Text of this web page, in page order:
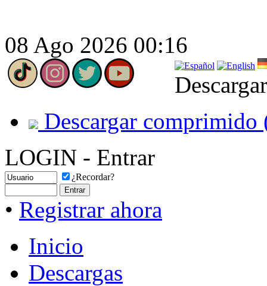
08 Ago 2026 00:16
Descargar comprimido
LOGIN - Entrar
¿Recordar?
• Registrar ahora
Inicio
Descargas